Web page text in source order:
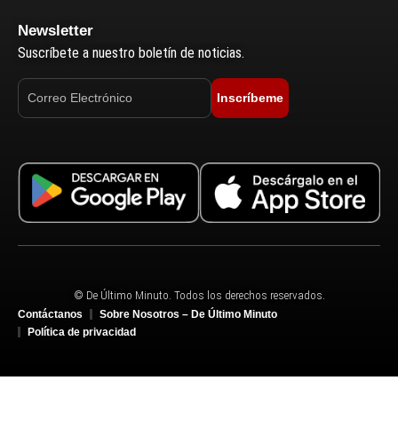
Newsletter
Suscríbete a nuestro boletín de noticias.
Inscríbeme
© De Último Minuto. Todos los derechos reservados.
Contáctanos
Sobre Nosotros – De Último Minuto
Política de privacidad